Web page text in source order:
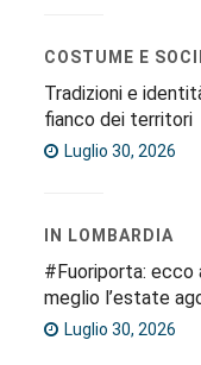
COSTUME E
Tradizioni e
fianco dei territori
Luglio 30, 2026
IN LOMBARDIA
#Fuoriporta: ecco
meglio l’estate
Luglio 30, 2026